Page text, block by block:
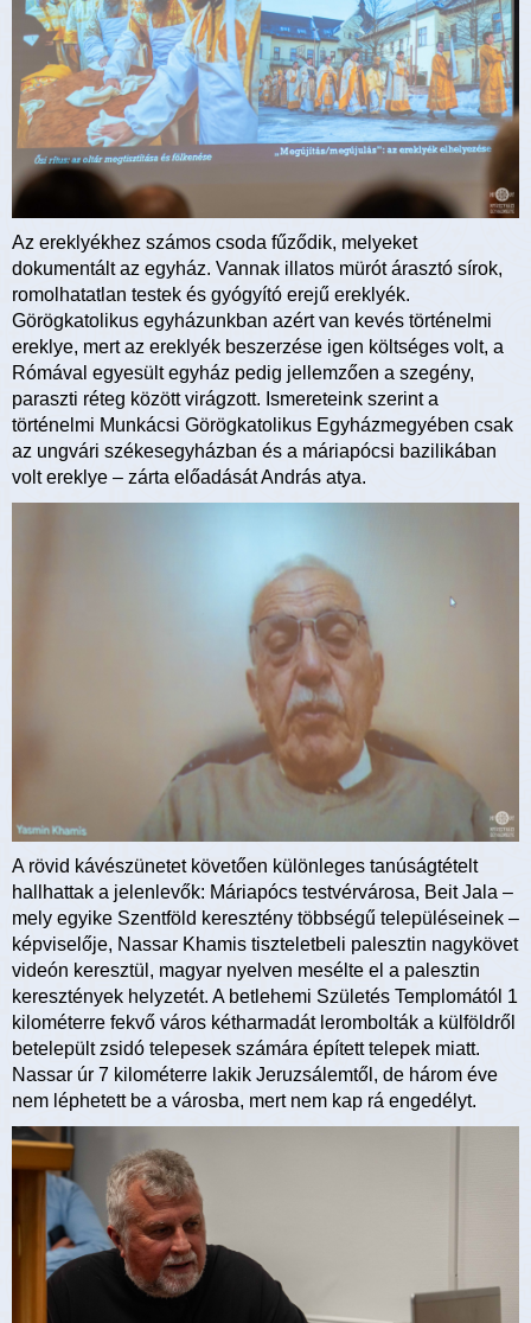
Az ereklyékhez számos csoda fűződik, melyeket
dokumentált az egyház. Vannak illatos mürót árasztó sírok,
romolhatatlan testek és gyógyító erejű ereklyék.
Görögkatolikus egyházunkban azért van kevés történelmi
ereklye, mert az ereklyék beszerzése igen költséges volt, a
Rómával egyesült egyház pedig jellemzően a szegény,
paraszti réteg között virágzott. Ismereteink szerint a
történelmi Munkácsi Görögkatolikus Egyházmegyében csak
az ungvári székesegyházban és a máriapócsi bazilikában
volt ereklye – zárta előadását András atya.
A rövid kávészünetet követően különleges tanúságtételt
hallhattak a jelenlevők: Máriapócs testvérvárosa, Beit Jala –
mely egyike Szentföld keresztény többségű településeinek –
képviselője, Nassar Khamis tiszteletbeli palesztin nagykövet
videón keresztül, magyar nyelven mesélte el a palesztin
keresztények helyzetét. A betlehemi Születés Templomától 1
kilométerre fekvő város kétharmadát lerombolták a külföldről
betelepült zsidó telepesek számára épített telepek miatt.
Nassar úr 7 kilométerre lakik Jeruzsálemtől, de három éve
nem léphetett be a városba, mert nem kap rá engedélyt.